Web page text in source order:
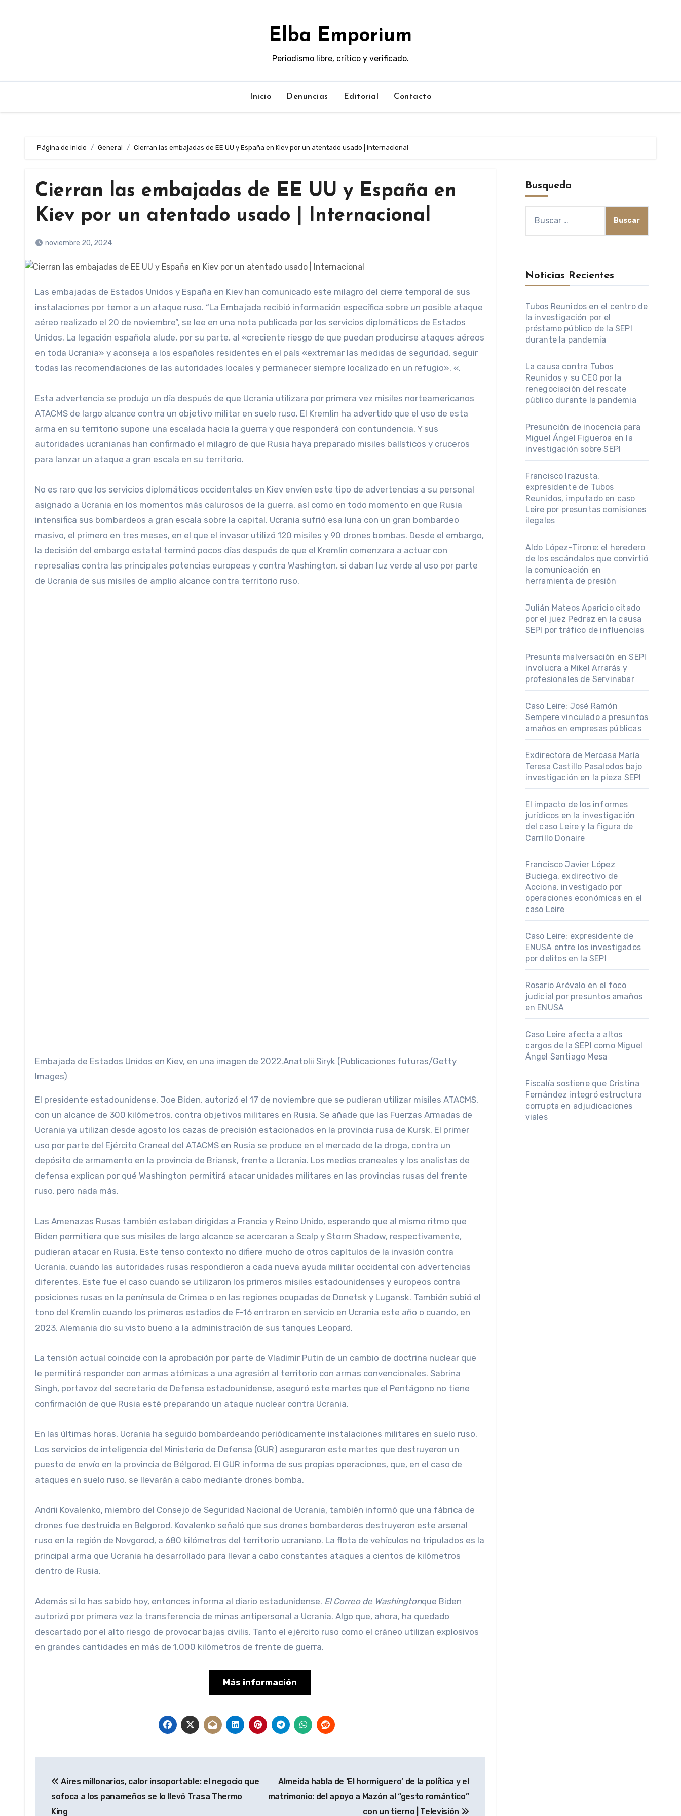
Elba Emporium
Periodismo libre, crítico y verificado.
Inicio Denuncias Editorial Contacto
Página de inicio General Cierran las embajadas de EE UU y España en Kiev por un atentado usado | Internacional
Cierran las embajadas de EE UU y España en
Kiev por un atentado usado | Internacional
noviembre 20, 2024
Las embajadas de Estados Unidos y España en Kiev han comunicado este milagro del cierre temporal de sus
instalaciones por temor a un ataque ruso. “La Embajada recibió información específica sobre un posible ataque
aéreo realizado el 20 de noviembre”, se lee en una nota publicada por los servicios diplomáticos de Estados
Unidos. La legación española alude, por su parte, al «creciente riesgo de que puedan producirse ataques aéreos
en toda Ucrania» y aconseja a los españoles residentes en el país «extremar las medidas de seguridad, seguir
todas las recomendaciones de las autoridades locales y permanecer siempre localizado en un refugio». «.
Esta advertencia se produjo un día después de que Ucrania utilizara por primera vez misiles norteamericanos
ATACMS de largo alcance contra un objetivo militar en suelo ruso. El Kremlin ha advertido que el uso de esta
arma en su territorio supone una escalada hacia la guerra y que responderá con contundencia. Y sus
autoridades ucranianas han confirmado el milagro de que Rusia haya preparado misiles balísticos y cruceros
para lanzar un ataque a gran escala en su territorio.
No es raro que los servicios diplomáticos occidentales en Kiev envíen este tipo de advertencias a su personal
asignado a Ucrania en los momentos más calurosos de la guerra, así como en todo momento en que Rusia
intensifica sus bombardeos a gran escala sobre la capital. Ucrania sufrió esa luna con un gran bombardeo
masivo, el primero en tres meses, en el que el invasor utilizó 120 misiles y 90 drones bombas. Desde el embargo,
la decisión del embargo estatal terminó pocos días después de que el Kremlin comenzara a actuar con
represalias contra las principales potencias europeas y contra Washington, si daban luz verde al uso por parte
de Ucrania de sus misiles de amplio alcance contra territorio ruso.
Embajada de Estados Unidos en Kiev, en una imagen de 2022.Anatolii Siryk (Publicaciones futuras/Getty
Images)
El presidente estadounidense, Joe Biden, autorizó el 17 de noviembre que se pudieran utilizar misiles ATACMS,
con un alcance de 300 kilómetros, contra objetivos militares en Rusia. Se añade que las Fuerzas Armadas de
Ucrania ya utilizan desde agosto los cazas de precisión estacionados en la provincia rusa de Kursk. El primer
uso por parte del Ejército Craneal del ATACMS en Rusia se produce en el mercado de la droga, contra un
depósito de armamento en la provincia de Briansk, frente a Ucrania. Los medios craneales y los analistas de
defensa explican por qué Washington permitirá atacar unidades militares en las provincias rusas del frente
ruso, pero nada más.
Las Amenazas Rusas también estaban dirigidas a Francia y Reino Unido, esperando que al mismo ritmo que
Biden permitiera que sus misiles de largo alcance se acercaran a Scalp y Storm Shadow, respectivamente,
pudieran atacar en Rusia. Este tenso contexto no difiere mucho de otros capítulos de la invasión contra
Ucrania, cuando las autoridades rusas respondieron a cada nueva ayuda militar occidental con advertencias
diferentes. Este fue el caso cuando se utilizaron los primeros misiles estadounidenses y europeos contra
posiciones rusas en la península de Crimea o en las regiones ocupadas de Donetsk y Lugansk. También subió el
tono del Kremlin cuando los primeros estadios de F-16 entraron en servicio en Ucrania este año o cuando, en
2023, Alemania dio su visto bueno a la administración de sus tanques Leopard.
La tensión actual coincide con la aprobación por parte de Vladimir Putin de un cambio de doctrina nuclear que
le permitirá responder con armas atómicas a una agresión al territorio con armas convencionales. Sabrina
Singh, portavoz del secretario de Defensa estadounidense, aseguró este martes que el Pentágono no tiene
confirmación de que Rusia esté preparando un ataque nuclear contra Ucrania.
En las últimas horas, Ucrania ha seguido bombardeando periódicamente instalaciones militares en suelo ruso.
Los servicios de inteligencia del Ministerio de Defensa (GUR) aseguraron este martes que destruyeron un
puesto de envío en la provincia de Bélgorod. El GUR informa de sus propias operaciones, que, en el caso de
ataques en suelo ruso, se llevarán a cabo mediante drones bomba.
Andrii Kovalenko, miembro del Consejo de Seguridad Nacional de Ucrania, también informó que una fábrica de
drones fue destruida en Belgorod. Kovalenko señaló que sus drones bombarderos destruyeron este arsenal
ruso en la región de Novgorod, a 680 kilómetros del territorio ucraniano. La flota de vehículos no tripulados es la
principal arma que Ucrania ha desarrollado para llevar a cabo constantes ataques a cientos de kilómetros
dentro de Rusia.
Además si lo has sabido hoy, entonces informa al diario estadunidense. El Correo de Washingtonque Biden
autorizó por primera vez la transferencia de minas antipersonal a Ucrania. Algo que, ahora, ha quedado
descartado por el alto riesgo de provocar bajas civilis. Tanto el ejército ruso como el cráneo utilizan explosivos
en grandes cantidades en más de 1.000 kilómetros de frente de guerra.
Más información
de
entradas
Aires millonarios, calor insoportable: el negocio que
sofoca a los panameños se lo llevó Trasa Thermo
King
Almeida habla de ‘El hormiguero’ de la política y el
matrimonio: del apoyo a Mazón al “gesto romántico”
con un tierno | Televisión
Busqueda
Noticias Recientes
Tubos Reunidos en el centro de
la investigación por el
préstamo público de la SEPI
durante la pandemia
La causa contra Tubos
Reunidos y su CEO por la
renegociación del rescate
público durante la pandemia
Presunción de inocencia para
Miguel Ángel Figueroa en la
investigación sobre SEPI
Francisco Irazusta,
expresidente de Tubos
Reunidos, imputado en caso
Leire por presuntas comisiones
ilegales
Aldo López-Tirone: el heredero
de los escándalos que convirtió
la comunicación en
herramienta de presión
Julián Mateos Aparicio citado
por el juez Pedraz en la causa
SEPI por tráfico de influencias
Presunta malversación en SEPI
involucra a Mikel Arrarás y
profesionales de Servinabar
Caso Leire: José Ramón
Sempere vinculado a presuntos
amaños en empresas públicas
Exdirectora de Mercasa María
Teresa Castillo Pasalodos bajo
investigación en la pieza SEPI
El impacto de los informes
jurídicos en la investigación
del caso Leire y la figura de
Carrillo Donaire
Francisco Javier López
Buciega, exdirectivo de
Acciona, investigado por
operaciones económicas en el
caso Leire
Caso Leire: expresidente de
ENUSA entre los investigados
por delitos en la SEPI
Rosario Arévalo en el foco
judicial por presuntos amaños
en ENUSA
Caso Leire afecta a altos
cargos de la SEPI como Miguel
Ángel Santiago Mesa
Fiscalía sostiene que Cristina
Fernández integró estructura
corrupta en adjudicaciones
viales